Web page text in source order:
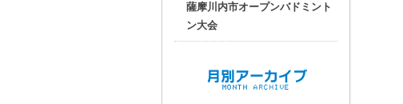
薩摩川内市オープンバドミント
ン大会